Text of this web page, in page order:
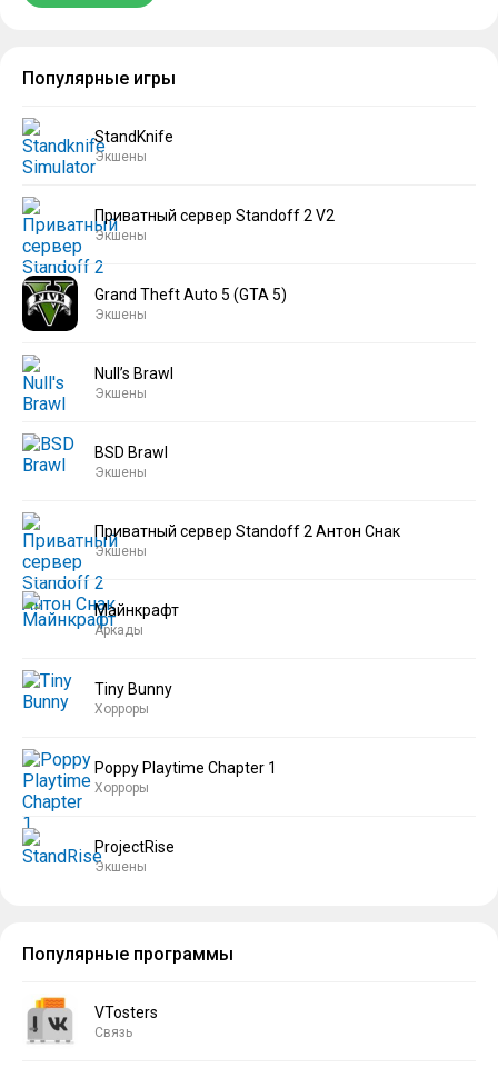
Популярные игры
StandKnife
Экшены
Приватный сервер Standoff 2 V2
Экшены
Grand Theft Auto 5 (GTA 5)
Экшены
Null’s Brawl
Экшены
BSD Brawl
Экшены
Приватный сервер Standoff 2 Антон Снак
Экшены
Майнкрафт
Аркады
Tiny Bunny
Хорроры
Poppy Playtime Chapter 1
Хорроры
ProjectRise
Экшены
Популярные программы
VTosters
Связь